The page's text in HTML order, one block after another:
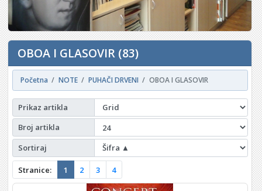
OBOA I GLASOVIR (83)
Početna NOTE PUHAČI DRVENI OBOA I GLASOVIR
Prikaz artikla
Broj artikla
Sortiraj
Stranice: 1 2 3 4